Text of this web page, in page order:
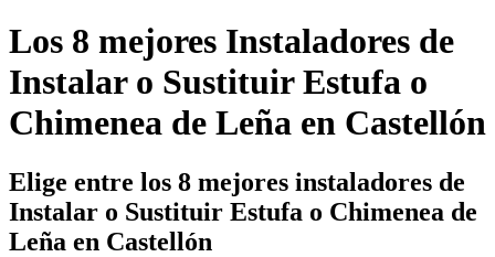
Los 8 mejores Instaladores de
Instalar o Sustituir Estufa o
Chimenea de Leña en Castellón
Elige entre los 8 mejores instaladores de
Instalar o Sustituir Estufa o Chimenea de
Leña en Castellón